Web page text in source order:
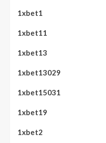
1xbet1
1xbet11
1xbet13
1xbet13029
1xbet15031
1xbet19
1xbet2